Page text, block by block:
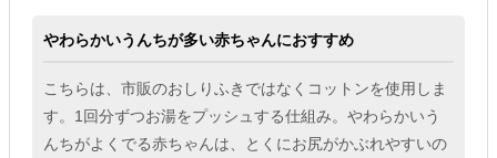
やわらかいうんちが多い赤ちゃんにおすすめ
こちらは、市販のおしりふきではなくコットンを使用しま
す。1回分ずつお湯をプッシュする仕組み。やわらかいう
んちがよくでる赤ちゃんは、とくにお尻がかぶれやすいの